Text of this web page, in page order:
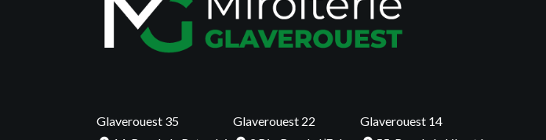
2020 - Création Glaverouest 14
Glaverouest 35
Glaverouest 22
Glaverouest 14